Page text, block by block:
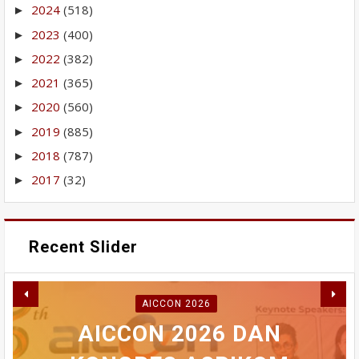
► 2024 (518)
► 2023 (400)
► 2022 (382)
► 2021 (365)
► 2020 (560)
► 2019 (885)
► 2018 (787)
► 2017 (32)
Recent Slider
PERBAIKAN IPA GUNUNG
AICCON 2026
AICCON 2026 DAN
RABU INI MAHASISWA
AKAN BERDEMONSTRASI
WAKO FADLY AMRAN